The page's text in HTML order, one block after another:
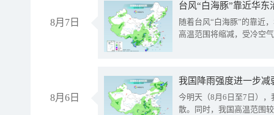
8月7日
台风“白海豚”靠近华
随着台风“白海豚”的靠近
高温范围将缩减，受冷空
8月6日
今明天（8月6日至7日）
散。同时，我国高温范围